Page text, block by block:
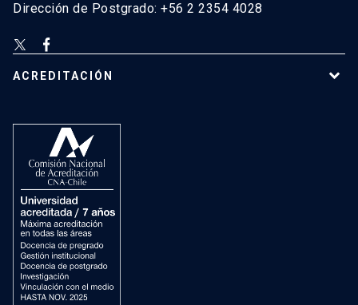
Dirección de Postgrado: +56 2 2354 4028
ACREDITACIÓN